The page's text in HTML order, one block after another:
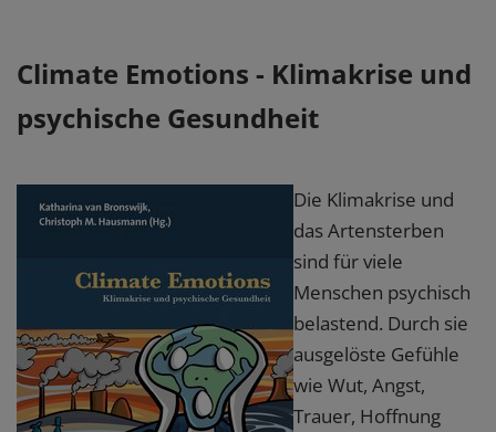
Climate Emotions - Klimakrise und
psychische Gesundheit
Die Klimakrise und
das Artensterben
sind für viele
Menschen psychisch
belastend. Durch sie
ausgelöste Gefühle
wie Wut, Angst,
Trauer, Hoffnung